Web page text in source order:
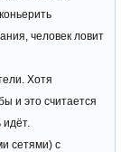
человек ловит
Хотя
и это считается
идёт.
сетями) с